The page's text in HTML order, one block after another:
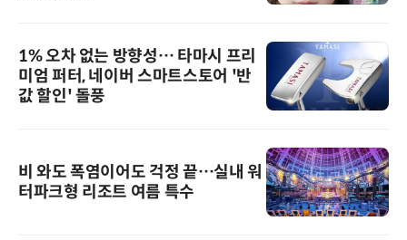
1% 오차 없는 방향성… 타마시 프리
미엄 퍼터, 네이버 스마트스토어 '반
값 할인' 돌풍
비 와도 폭염이어도 걱정 끝…실내 워
터파크형 리조트 여름 특수